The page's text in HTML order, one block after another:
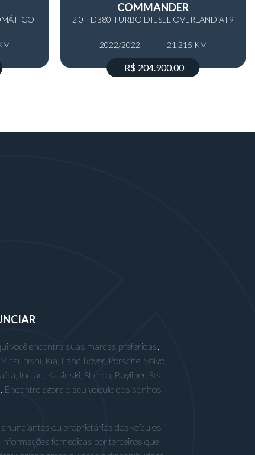
COMMANDER
2.0 TD380 TURBO DIESEL OVERLAND AT9
2022/2022 21.215 KM
R$ 204.900,00
você encontra suas marcas preferidas,
Kia, Land Rover, Porsche, Volvo,
Indian, Kasinski, Sherco, Bayliner, Sea
Encontre agora o seu veículo dos sonhos
ou proprietários dos veículos
fornecidas por terceiros que